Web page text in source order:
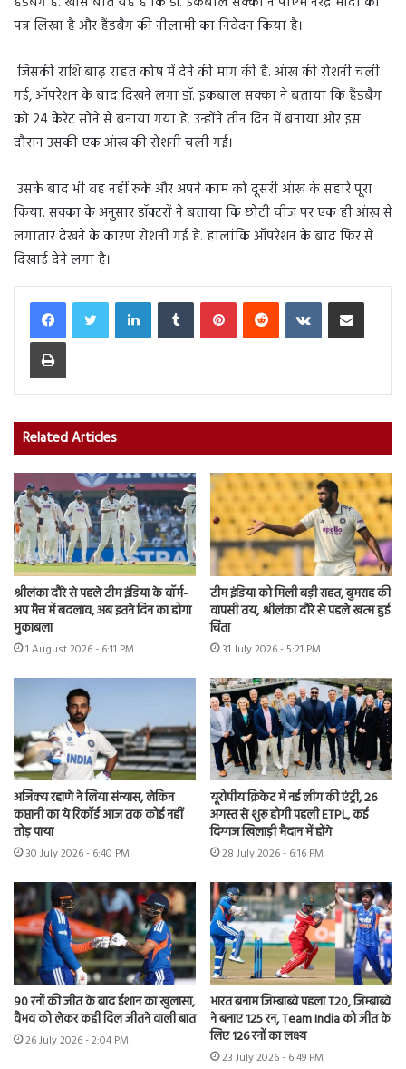
पत्र लिखा है और हैंडबैग की नीलामी का निवेदन किया है।
जिसकी राशि बाढ़ राहत कोष में देने की मांग की है. आंख की रोशनी चली
गई, ऑपरेशन के बाद दिखने लगा डॉ. इकबाल सक्का ने बताया कि हैंडबैग
को 24 कैरेट सोने से बनाया गया है. उन्होंने तीन दिन में बनाया और इस
दौरान उसकी एक आंख की रोशनी चली गई।
उसके बाद भी वह नहीं रुके और अपने काम को दूसरी आंख के सहारे पूरा
किया. सक्का के अनुसार डॉक्टरों ने बताया कि छोटी चीज पर एक ही आंख से
लगातार देखने के कारण रोशनी गई है. हालांकि ऑपरेशन के बाद फिर से
दिखाई देने लगा है।
LinkedInTumblr PinterestReddit VKontakteShare via Email
Print
Related Articles
श्रीलंका दौरे से पहले टीम इंडिया के वॉर्म-
अप मैच में बदलाव, अब इतने दिन का होगा
मुकाबला
1 August 2026 - 6:11 PM
टीम इंडिया को मिली बड़ी राहत, बुमराह की
वापसी तय, श्रीलंका दौरे से पहले खत्म हुई
चिंता
31 July 2026 - 5:21 PM
अजिंक्य रहाणे ने लिया संन्यास, लेकिन
कप्तानी का ये रिकॉर्ड आज तक कोई नहीं
तोड़ पाया
30 July 2026 - 6:40 PM
यूरोपीय क्रिकेट में नई लीग की एंट्री, 26
अगस्त से शुरू होगी पहली ETPL, कई
दिग्गज खिलाड़ी मैदान में होंगे
28 July 2026 - 6:16 PM
90 रनों की जीत के बाद ईशान का खुलासा,
वैभव को लेकर कही दिल जीतने वाली बात
26 July 2026 - 2:04 PM
भारत बनाम जिम्बाब्वे पहला T20, जिम्बाब्वे
ने बनाए 125 रन, Team India को जीत के
लिए 126 रनों का लक्ष्य
23 July 2026 - 6:49 PM